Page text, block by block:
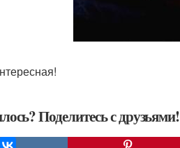
Поделитесь с друзьями!